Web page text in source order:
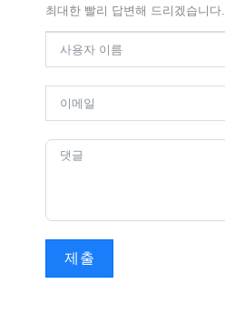
최대한 빨리 답변해 드리겠습니다.
제출